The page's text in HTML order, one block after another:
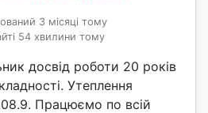
3 місяці тому
54 хвилини тому
досвід роботи 20 років
Утеплення
Працюємо по всій